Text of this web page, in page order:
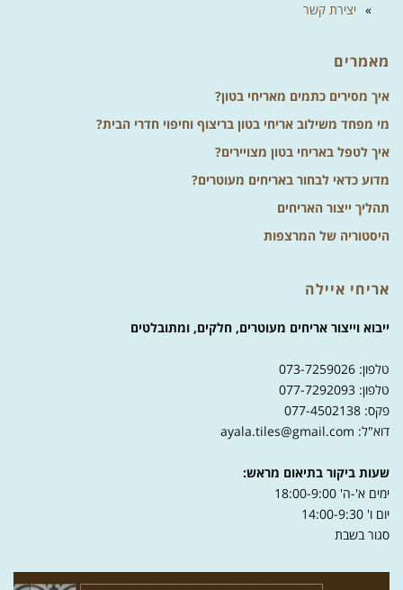
יצירת קשר
מאמרים
איך מסירים כתמים מאריחי בטון?
מי מפחד משילוב אריחי בטון בריצוף וחיפוי חדרי הבית?
איך לטפל באריחי בטון מצויירים?
מדוע כדאי לבחור באריחים מעוטרים?
תהליך ייצור האריחים
היסטוריה של המרצפות
אריחי איילה
ייבוא וייצור אריחים מעוטרים, חלקים, ומתובלטים
טלפון: 073-7259026
טלפון: 077-7292093
פקס: 077-4502138
דוא"ל: ayala.tiles@gmail.com
שעות ביקור בתיאום מראש:
ימים א'-ה' 18:00-9:00
יום ו' 14:00-9:30
סגור בשבת